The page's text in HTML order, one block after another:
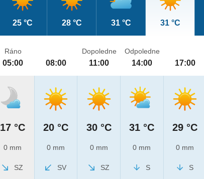
25 °C 28 °C 31 °C 31 °C
Ráno
05:00
17 °C
0 mm
SZ
08:00
20 °C
0 mm
SV
Dopoledne
11:00
30 °C
0 mm
SZ
Odpoledne
14:00
31 °C
0 mm
S
17:00
29 °C
0 mm
S